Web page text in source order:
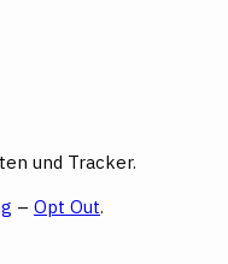
und Tracker.
– Opt Out.